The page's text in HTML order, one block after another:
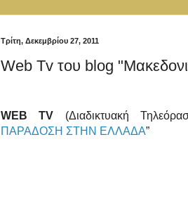
Τρίτη, Δεκεμβρίου 27, 2011
Web Tv του blog
WEB TV (Διαδικτυακή
ΠΑΡΑΔΟΣΗ ΣΤΗΝ ΕΛΛΑΔΑ”